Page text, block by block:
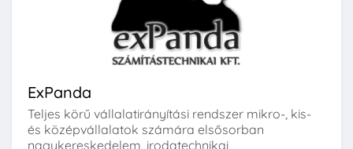
ExPanda
Teljes körű vállalatirányítási rendszer mikro-, kis-
és középvállalatok számára elsősorban
nagykereskedelem, irodatechnikai